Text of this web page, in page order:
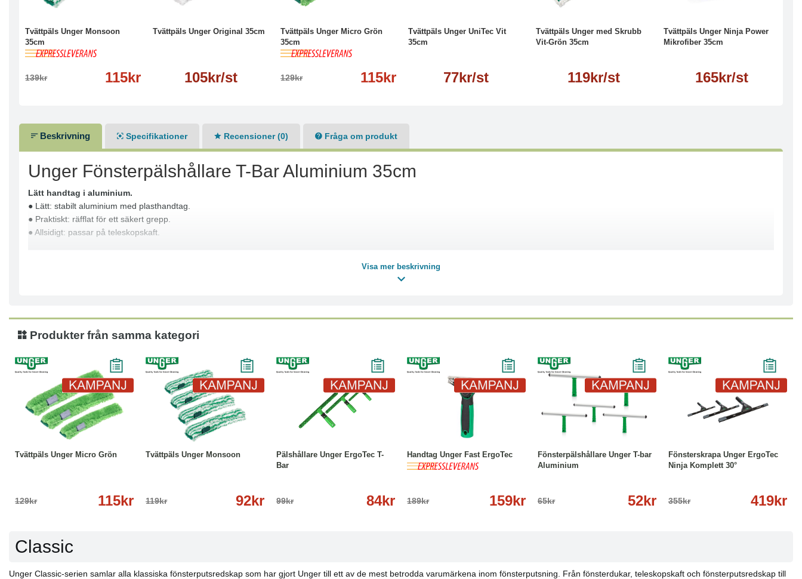
Tvättpäls Unger Monsoon
35cm
139kr 115kr
-17%
Tvättpäls Unger Original 35cm
105kr/st
Tvättpäls Unger Micro Grön
35cm
129kr 115kr
-11%
Tvättpäls Unger UniTec Vit
35cm
77kr/st
Tvättpäls Unger med Skrubb
Vit-Grön 35cm
119kr/st
Tvättpäls Unger Ninja Power
Mikrofiber 35cm
165kr/st
Beskrivning Specifikationer Recensioner (0) Fråga om produkt
Unger Fönsterpälshållare T-Bar Aluminium 35cm
Lätt handtag i aluminium.
● Lätt: stabilt aluminium med plasthandtag.
● Praktiskt: räfflat för ett säkert grepp.
● Allsidigt: passar på teleskopskaft.
Visa mer beskrivning
Produkter från samma kategori
Tvättpäls Unger Micro Grön
129kr 115kr
-11% Läs mer
Tvättpäls Unger Monsoon
119kr 92kr
Läs mer
Pälshållare Unger ErgoTec T-
Bar
99kr 84kr
-15%
Handtag Unger Fast ErgoTec
189kr 159kr
Köp
Fönsterpälshållare Unger T-bar
Aluminium
65kr 52kr
-20% Läs mer
Fönsterskrapa Unger ErgoTec
Ninja Komplett 30°
355kr 419kr
Classic
Unger Classic-serien samlar alla klassiska fönsterputsredskap som har gjort Unger till ett av de mest betrodda varumärkena inom fönsterputsning. Från fönsterdukar, teleskopskaft och fönsterputsredskap till